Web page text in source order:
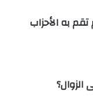
به الأحزاب